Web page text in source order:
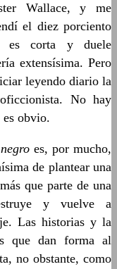
Wallace, y me
el diez porciento
corta y duele
extensísima. Pero
leyendo diario la
No hay
es obvio.
es, por mucho,
de plantear una
que parte de una
y vuelve a
Las historias y la
que dan forma al
no obstante, como